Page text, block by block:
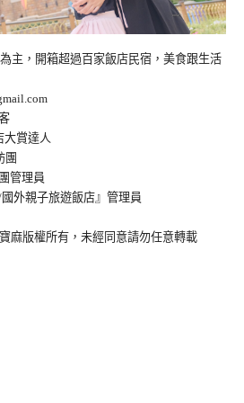
主，開箱超過百家飯店民宿，美食跟生活
大賞達人
團
管理員
外親子旅遊飯店』管理員
麻版權所有，未經同意請勿任意轉載